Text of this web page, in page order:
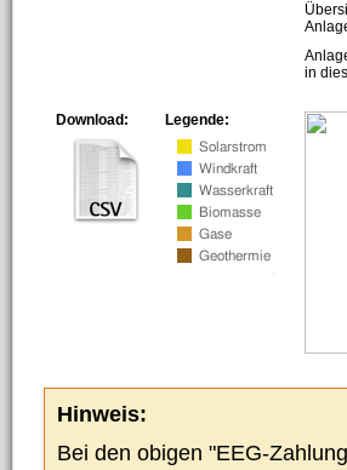
in
Legende:
Download:
Hinweis:
Bei den obigen "EEG-